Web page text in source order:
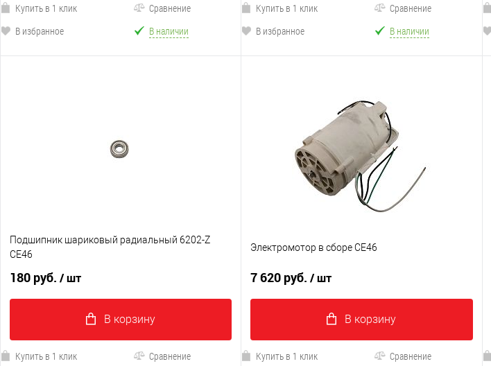
Купить в 1 клик
Сравнение
В избранное
В наличии
Купить в 1 клик
Сравнение
В избранное
В наличии
Подшипник шариковый радиальный 6202-Z
CE46
180 руб. / шт
В корзину
Купить в 1 клик Сравнение
Электромотор в сборе CE46
7 620 руб./ шт
В корзину
Купить в 1 клик Сравнение